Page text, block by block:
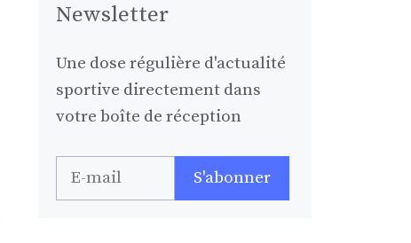
Newsletter
Une dose régulière d'actualité
sportive directement dans
votre boîte de réception